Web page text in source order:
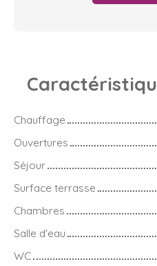
Chauffage
Ouvertures
Séjour
Surface terrasse
Chambres
Salle d'eau
WC